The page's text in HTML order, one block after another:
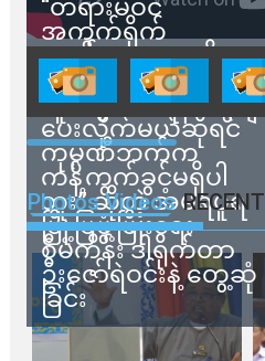
“တရားမဝင်
အကွက်ရိုက်
ရောင်းချမှုတွေကို
သက်ဆိုင်ရာတာဝန်ရှိ
သူတွေက ဂရန်တွေချ
ပေးလိုက်မယ်ဆိုရင်
ကုမ္ပဏီဘက်က
ကန့်ကွက်ခွင့်မရှိပါ
ဘူး” ဆိုတဲ့ အမရပူရ
မြို့ပြဖွံ့ဖြိုးရေး
စီမံကိန်း ဒါရိုက်တာ
ဦးဇော်ရဲဝင်းနဲ့ တွေ့ဆုံ
ခြင်း
Photos Videos RECENT